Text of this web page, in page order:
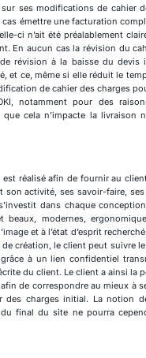
ses modifications de cahier
émettre une facturation
ci n’ait été préalablement
En aucun cas la révision du
révision à la baisse du devis
et ce, même si elle réduit le
de cahier des charges
notamment pour des
cela n’impacte la livraison
est réalisé afin de fournir au
son activité, ses savoir-faire,
dans chaque
beaux, modernes,
et à l’état d’esprit
création, le client peut suivre
à un lien confidentiel
du client. Le client a ainsi la
afin de correspondre au mieux à
des charges initial. La notion
final du site ne pourra